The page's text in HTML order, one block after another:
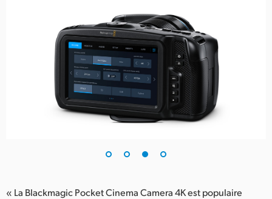
« La Blackmagic Pocket Cinema Camera 4K est populaire